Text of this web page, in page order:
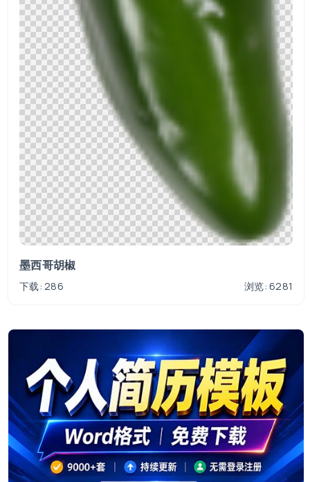
墨西哥胡椒
下载: 286 浏览: 6281